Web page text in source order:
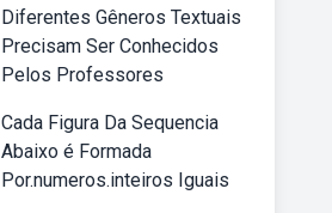
Diferentes Gêneros Textuais
Precisam Ser Conhecidos
Pelos Professores
Cada Figura Da Sequencia
Abaixo é Formada
Por.numeros.inteiros Iguais